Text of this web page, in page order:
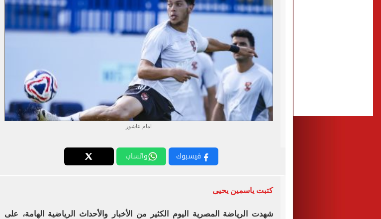
امام عاشور
فيسبوك واتساب
كتبت ياسمين يحيى
شهدت الرياضة المصرية اليوم الكثير من الأخبار والأحداث الرياضية الهامة، على